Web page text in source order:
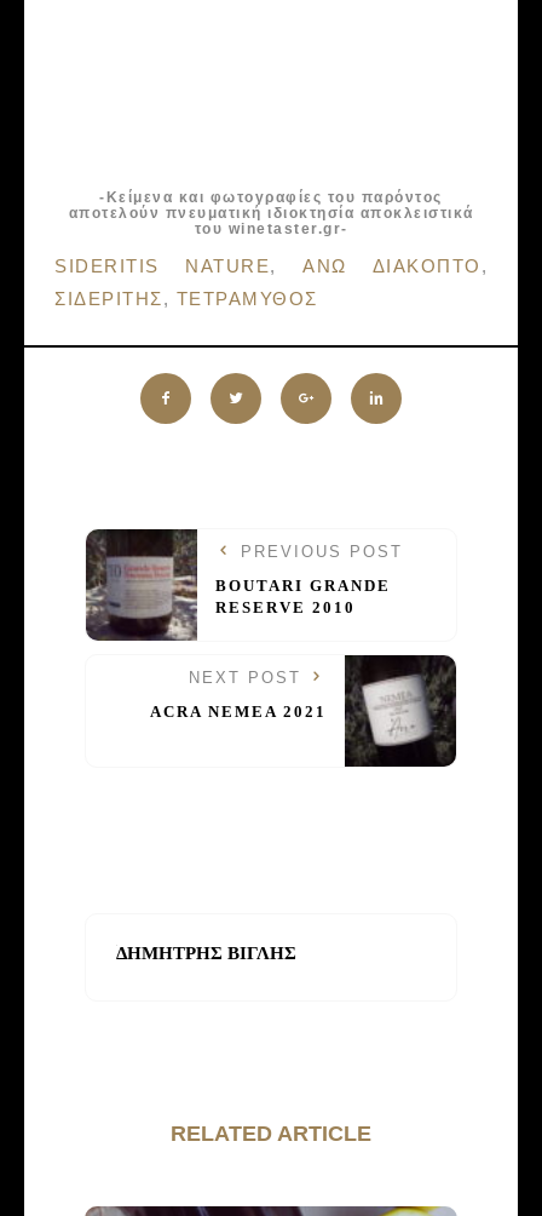
-Κείμενα και φωτογραφίες του παρόντος
αποτελούν πνευματική ιδιοκτησία αποκλειστικά
του winetaster.gr-
Tags:
SIDERITIS NATURE,ΑΝΩ ΔΙΑΚΟΠΤΟ ,
ΣΙΔΕΡΙΤΗΣ, ΤΕΤΡΑΜΥΘΟΣ
PREVIOUS POST
BOUTARI GRANDE
RESERVE 2010
NEXT POST
ACRA NEMEA 2021
ΔΗΜΗΤΡΗΣ ΒΙΓΛΗΣ
RELATED ARTICLE